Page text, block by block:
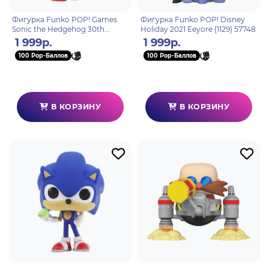
Фигурка Funko POP! Games
Sonic the Hedgehog 30th
Running Sonic (632) 51964
1 999р.
100 Pop-Баллов
В КОРЗИНУ
Фигурка Funko POP! Disney
Holiday 2021 Eeyore (1129) 57748
1 999р.
100 Pop-Баллов
В КОРЗИНУ